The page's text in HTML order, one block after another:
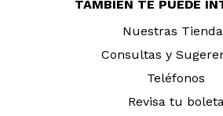
TAMBIÉN TE PUEDE
Nuestras
Consultas y
Teléfonos
Revisa tu boleta